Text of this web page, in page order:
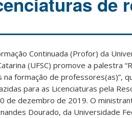
Continuada (Profor) da
(UFSC) promove a palestra
formação de professores(as)”,
para as Licenciaturas pela
de dezembro de 2019. O
Dourado, da Universidade